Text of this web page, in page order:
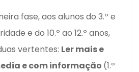
fase, aos alunos do 3.º e
e do 10.º ao 12.º anos,
vertentes: Ler mais e
e com informação (1.º